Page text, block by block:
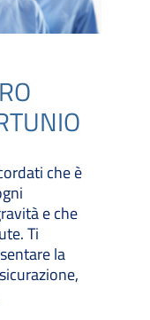
che è
e che
Ti
la